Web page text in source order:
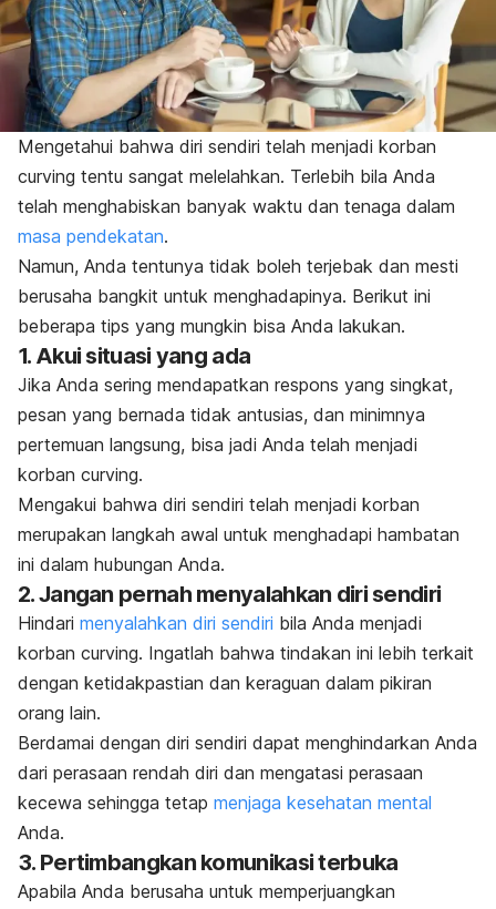
Mengetahui bahwa diri sendiri telah menjadi korban
curving tentu sangat melelahkan. Terlebih bila Anda
telah menghabiskan banyak waktu dan tenaga dalam
masa pendekatan.
Namun, Anda tentunya tidak boleh terjebak dan mesti
berusaha bangkit untuk menghadapinya. Berikut ini
beberapa tips yang mungkin bisa Anda lakukan.
1. Akui situasi yang ada
Jika Anda sering mendapatkan respons yang singkat,
pesan yang bernada tidak antusias, dan minimnya
pertemuan langsung, bisa jadi Anda telah menjadi
korban curving.
Mengakui bahwa diri sendiri telah menjadi korban
merupakan langkah awal untuk menghadapi hambatan
ini dalam hubungan Anda.
2. Jangan pernah menyalahkan diri sendiri
Hindari menyalahkan diri sendiri bila Anda menjadi
korban curving. Ingatlah bahwa tindakan ini lebih terkait
dengan ketidakpastian dan keraguan dalam pikiran
orang lain.
Berdamai dengan diri sendiri dapat menghindarkan Anda
dari perasaan rendah diri dan mengatasi perasaan
kecewa sehingga tetap menjaga kesehatan mental
Anda.
3. Pertimbangkan komunikasi terbuka
Apabila Anda berusaha untuk memperjuangkan